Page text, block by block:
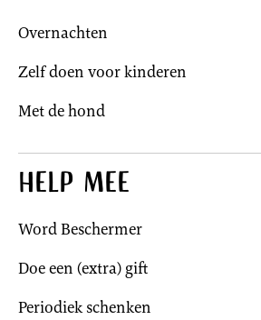
Overnachten
Zelf doen voor kinderen
Met de hond
Help mee
Word Beschermer
Doe een (extra) gift
Periodiek schenken